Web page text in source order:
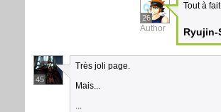
26
Author
Tout à
Ryujin-
45
Très joli page.
Mais...
...